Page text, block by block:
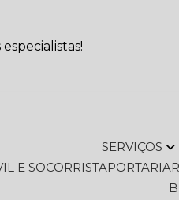
SERVIÇOS
E SOCORRISTA PORTARIA